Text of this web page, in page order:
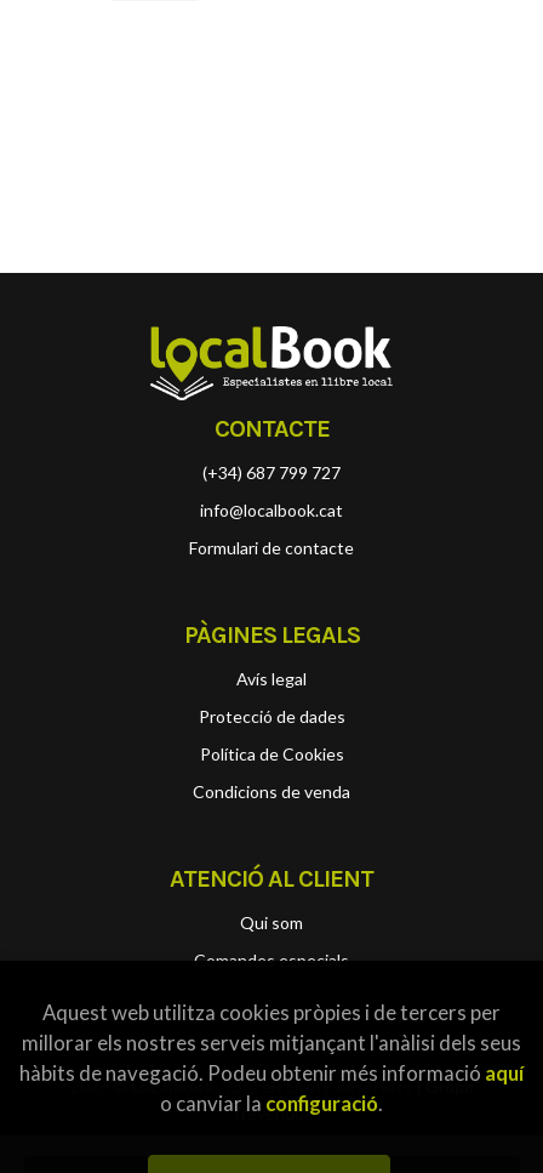
CONTACTE
(+34) 687 799 727
info@localbook.cat
Formulari de contacte
PÀGINES LEGALS
Avís legal
Protecció de dades
Política de Cookies
Condicions de venda
ATENCIÓ AL CLIENT
Qui som
Comandes especials
2026 © Localbook . Tots els Drets Reservats | Grupo
Trevenque
Aquest web utilitza cookies pròpies i de tercers per
millorar els nostres serveis mitjançant l'anàlisi dels seus
hàbits de navegació. Podeu obtenir més informació aquí
o canviar la configuració.